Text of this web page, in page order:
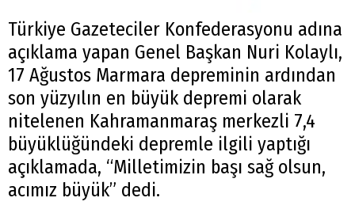
Türkiye Gazeteciler Konfederasyonu adına
açıklama yapan Genel Başkan Nuri Kolaylı,
17 Ağustos Marmara depreminin ardından
son yüzyılın en büyük depremi olarak
nitelenen Kahramanmaraş merkezli 7,4
büyüklüğündeki depremle ilgili yaptığı
açıklamada, “Milletimizin başı sağ olsun,
acımız büyük” dedi.